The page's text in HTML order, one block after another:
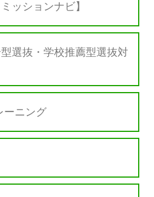
ッションナビ】
選抜・学校推薦型選抜対
ーニング